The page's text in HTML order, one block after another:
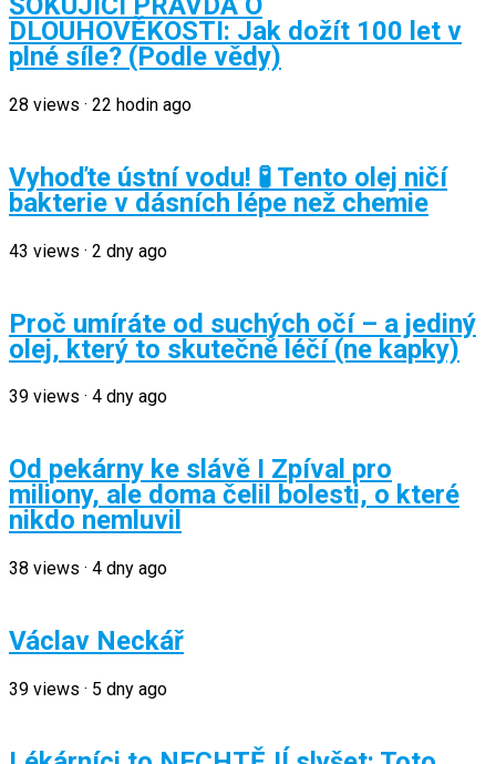
DLOUHOVĚKOSTI: Jak dožít 100 let v
plné síle? (Podle vědy)
28 views · 22 hodin ago
Vyhoďte ústní vodu! 🧪 Tento olej ničí
bakterie v dásních lépe než chemie
43 views · 2 dny ago
Proč umíráte od suchých očí – a jediný
olej, který to skutečně léčí (ne kapky)
39 views · 4 dny ago
Od pekárny ke slávě I Zpíval pro
miliony, ale doma čelil bolesti, o které
nikdo nemluvil
38 views · 4 dny ago
Václav Neckář
39 views · 5 dny ago